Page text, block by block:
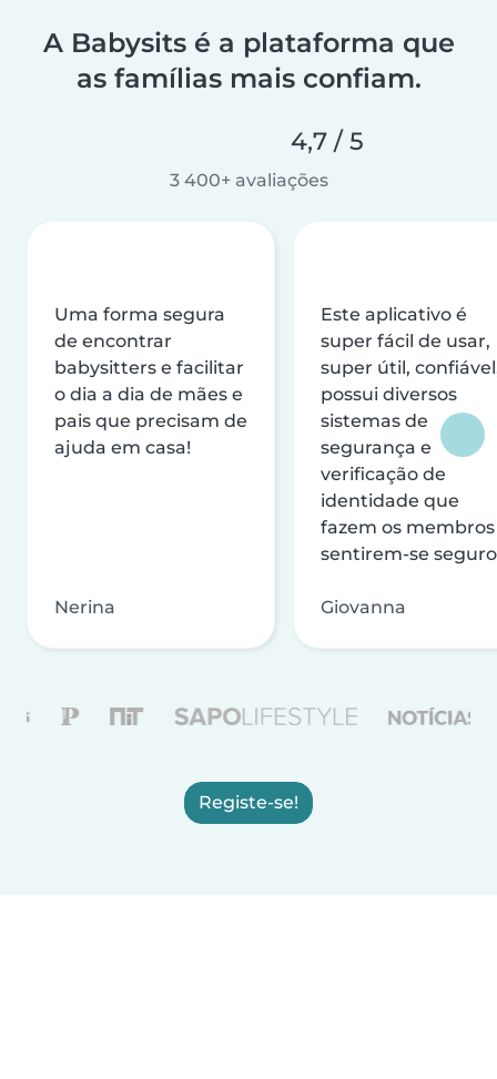
A Babysits é a plataforma que
as famílias mais confiam.
4,7 / 5
3 400+ avaliações
Uma forma segura
de encontrar
babysitters e facilitar
o dia a dia de mães e
pais que precisam de
ajuda em casa!
Nerina
Este aplicativo é
super fácil de usar,
super útil,
possui diversos
sistemas de
segurança e
verificação de
identidade que
fazem os membros
sentirem-se
Giovanna
Registe-se!